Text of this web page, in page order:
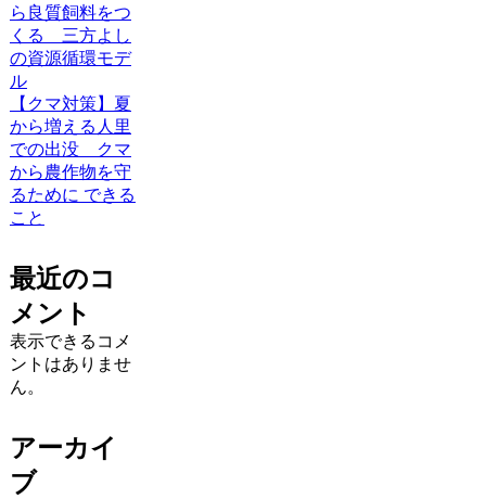
ら良質飼料をつ
くる 三方よし
の資源循環モデ
ル
【クマ対策】夏
から増える人里
での出没 クマ
から農作物を守
るために できる
こと
最近のコ
メント
表示できるコメ
ントはありませ
ん。
アーカイ
ブ